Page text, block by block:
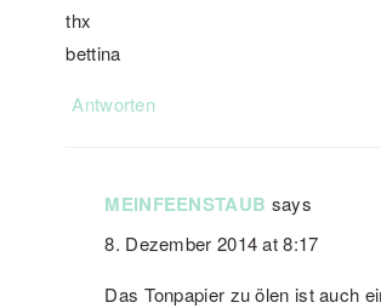
thx
bettina
Antworten
MEINFEENSTAUB says
8. Dezember 2014 at 8:17
Das Tonpapier zu ölen ist auch